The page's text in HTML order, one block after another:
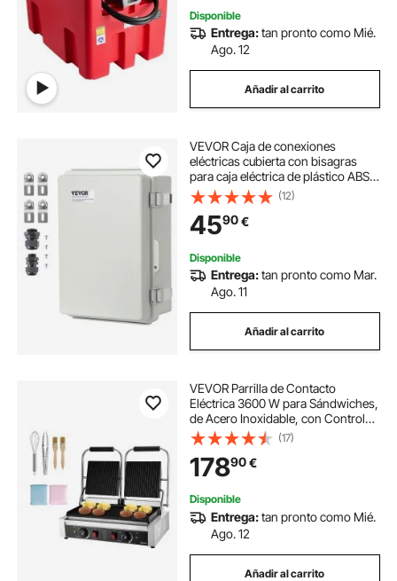
Disponible
Entrega:tan pronto como Mié.
Ago. 12
Añadir al carrito
VEVOR Caja de conexiones
eléctricas cubierta con bisagras
para caja eléctrica de plástico ABS
430x330x180 mm pestillo de acero
inoxidable impermeable IP67 a
prueba de polvo para proyectos
eléctricos
(12)
4590€
Disponible
Entrega:tan pronto como Mar.
Ago. 11
Añadir al carrito
VEVOR Parrilla de Contacto
Eléctrica 3600 W para Sándwiches,
de Acero Inoxidable, con Control
de Temperatura, Doble Placa
Esmaltada Acanalada de 48 x 23
cm para Hamburguesas, Filetes y
Tocino
(17)
17890€
Disponible
Entrega:tan pronto como Mié.
Ago. 12
Añadir al carrito